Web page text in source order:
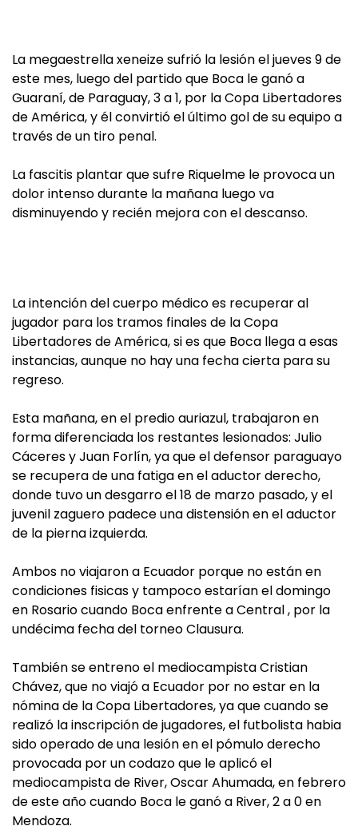
La megaestrella xeneize sufrió la lesión el jueves 9 de
este mes, luego del partido que Boca le ganó a
Guaraní, de Paraguay, 3 a 1, por la Copa Libertadores
de América, y él convirtió el último gol de su equipo a
través de un tiro penal.
La fascitis plantar que sufre Riquelme le provoca un
dolor intenso durante la mañana luego va
disminuyendo y recién mejora con el descanso.
La intención del cuerpo médico es recuperar al
jugador para los tramos finales de la Copa
Libertadores de América, si es que Boca llega a esas
instancias, aunque no hay una fecha cierta para su
regreso.
Esta mañana, en el predio auriazul, trabajaron en
forma diferenciada los restantes lesionados: Julio
Cáceres y Juan Forlín, ya que el defensor paraguayo
se recupera de una fatiga en el aductor derecho,
donde tuvo un desgarro el 18 de marzo pasado, y el
juvenil zaguero padece una distensión en el aductor
de la pierna izquierda.
Ambos no viajaron a Ecuador porque no están en
condiciones fisicas y tampoco estarían el domingo
en Rosario cuando Boca enfrente a Central , por la
undécima fecha del torneo Clausura.
También se entreno el mediocampista Cristian
Chávez, que no viajó a Ecuador por no estar en la
nómina de la Copa Libertadores, ya que cuando se
realizó la inscripción de jugadores, el futbolista habia
sido operado de una lesión en el pómulo derecho
provocada por un codazo que le aplicó el
mediocampista de River, Oscar Ahumada, en febrero
de este año cuando Boca le ganó a River, 2 a 0 en
Mendoza.